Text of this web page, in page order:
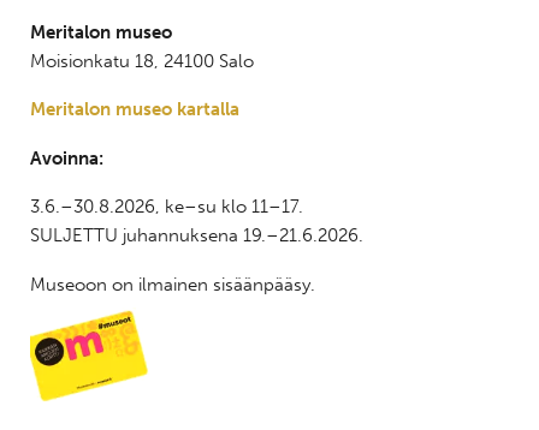
Meritalon museo
Moisionkatu 18, 24100 Salo
Meritalon museo kartalla
Avoinna:
3.6.–30.8.2026, ke–su klo 11–17.
SULJETTU juhannuksena 19.–21.6.2026.
Museoon on ilmainen sisäänpääsy.